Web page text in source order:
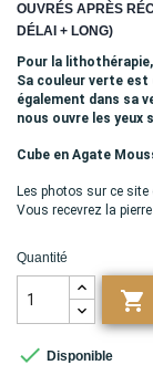
OUVRÉS APRÈS
DÉLAI + LONG)
Pour la
Sa couleur verte est
également dans sa
nous ouvre les yeux
Cube en Agate
Les photos sur ce
Vous recevrez la
Quantité

 Disponible